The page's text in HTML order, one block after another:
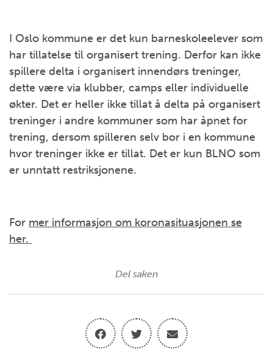
I Oslo kommune er det kun barneskoleelever som
har tillatelse til organisert trening. Derfor kan ikke
spillere delta i organisert innendørs treninger,
dette være via klubber, camps eller individuelle
økter. Det er heller ikke tillat å delta på organisert
treninger i andre kommuner som har åpnet for
trening, dersom spilleren selv bor i en kommune
hvor treninger ikke er tillat. Det er kun BLNO som
er unntatt restriksjonene.
For mer informasjon om koronasituasjonen se
her.
Del saken